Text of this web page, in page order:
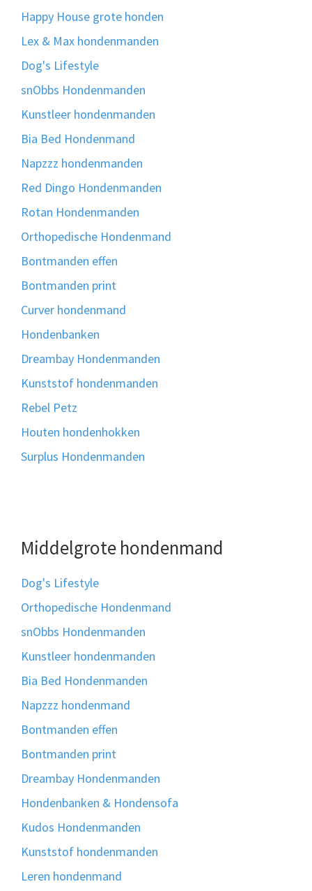
Happy House grote honden
Lex & Max hondenmanden
Dog's Lifestyle
snObbs Hondenmanden
Kunstleer hondenmanden
Bia Bed Hondenmand
Napzzz hondenmanden
Red Dingo Hondenmanden
Rotan Hondenmanden
Orthopedische Hondenmand
Bontmanden effen
Bontmanden print
Curver hondenmand
Hondenbanken
Dreambay Hondenmanden
Kunststof hondenmanden
Rebel Petz
Houten hondenhokken
Surplus Hondenmanden
Middelgrote hondenmand
Dog's Lifestyle
Orthopedische Hondenmand
snObbs Hondenmanden
Kunstleer hondenmanden
Bia Bed Hondenmanden
Napzzz hondenmand
Bontmanden effen
Bontmanden print
Dreambay Hondenmanden
Hondenbanken & Hondensofa
Kudos Hondenmanden
Kunststof hondenmanden
Leren hondenmand